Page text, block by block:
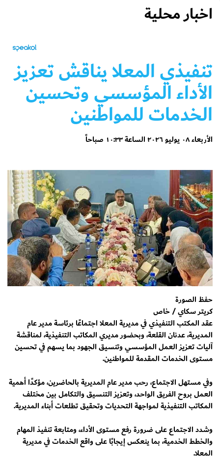
اخبار محلية
تنفيذي المعلا يناقش تعزيز
الأداء المؤسسي وتحسين
الخدمات للمواطنين
الأربعاء ٠٨ يوليو ٢٠٢٦ الساعة ١٠:٣٣ صباحاً
حفظ الصورة
كريتر سكاي / خاص
عقد المكتب التنفيذي في مديرية المعلا اجتماعًا برئاسة مدير عام
المديرية، عدنان القلعة، وبحضور مديري المكاتب التنفيذية، لمناقشة
آليات تعزيز العمل المؤسسي وتنسيق الجهود بما يسهم في تحسين
مستوى الخدمات المقدمة للمواطنين.
وفي مستهل الاجتماع، رحب مدير عام المديرية بالحاضرين، مؤكدًا أهمية
العمل بروح الفريق الواحد، وتعزيز التنسيق والتكامل بين مختلف
المكاتب التنفيذية لمواجهة التحديات وتحقيق تطلعات أبناء المديرية.
وشدد الاجتماع على ضرورة رفع مستوى الأداء، ومتابعة تنفيذ المهام
والخطط الخدمية، بما ينعكس إيجابًا على واقع الخدمات في مديرية
المعلا.